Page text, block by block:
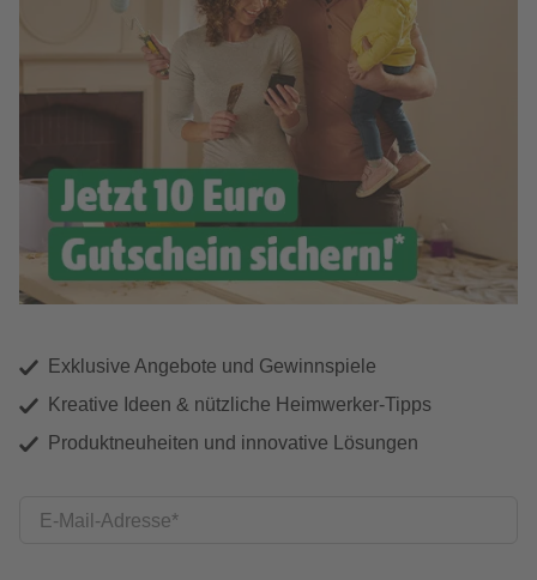
Exklusive Angebote und Gewinnspiele
Kreative Ideen & nützliche Heimwerker-Tipps
Produktneuheiten und innovative Lösungen
E-Mail-Adresse